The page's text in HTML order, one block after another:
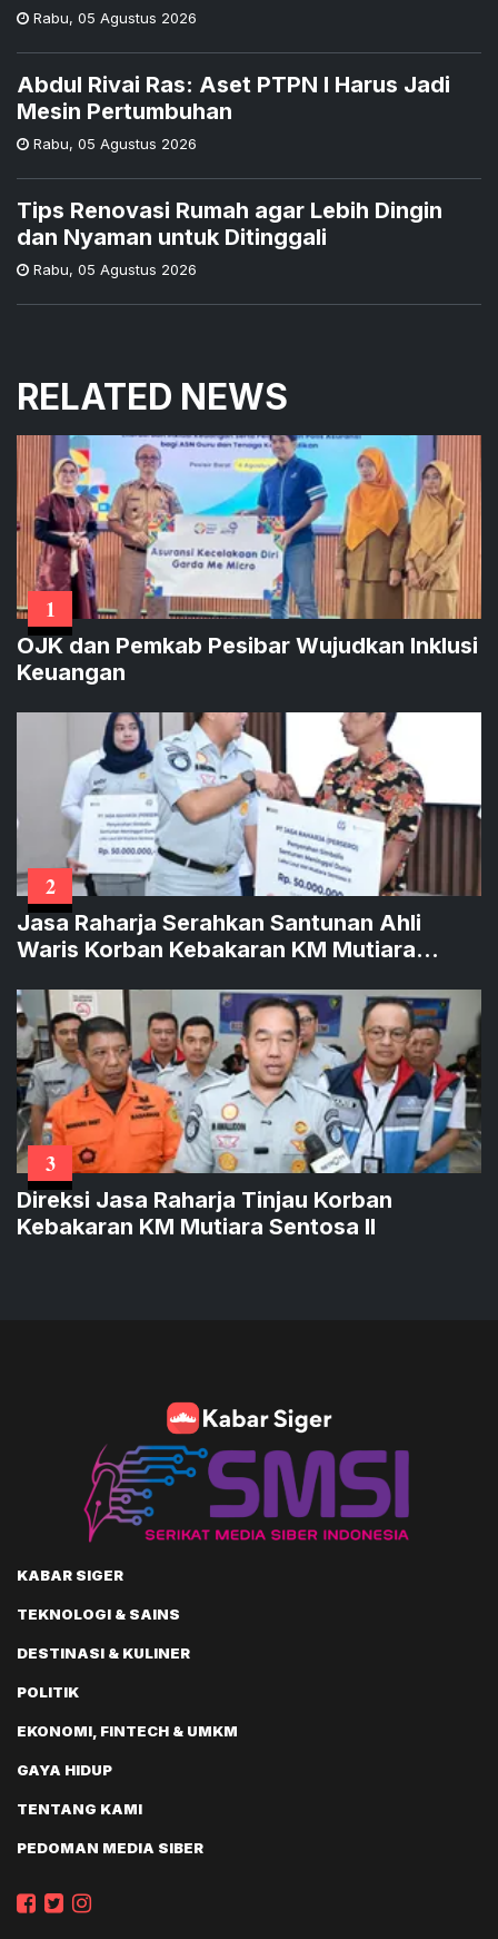
Rabu, 05 Agustus 2026
Abdul Rivai Ras: Aset PTPN I Harus Jadi
Mesin Pertumbuhan
Rabu, 05 Agustus 2026
Tips Renovasi Rumah agar Lebih Dingin
dan Nyaman untuk Ditinggali
Rabu, 05 Agustus 2026
RELATED NEWS
1
OJK dan Pemkab Pesibar Wujudkan Inklusi
Keuangan
2
Jasa Raharja Serahkan Santunan Ahli
Waris Korban Kebakaran KM Mutiara
3
Direksi Jasa Raharja Tinjau Korban
Kebakaran KM Mutiara Sentosa II
KABAR SIGER
TEKNOLOGI & SAINS
DESTINASI & KULINER
POLITIK
EKONOMI, FINTECH & UMKM
GAYA HIDUP
TENTANG KAMI
PEDOMAN MEDIA SIBER